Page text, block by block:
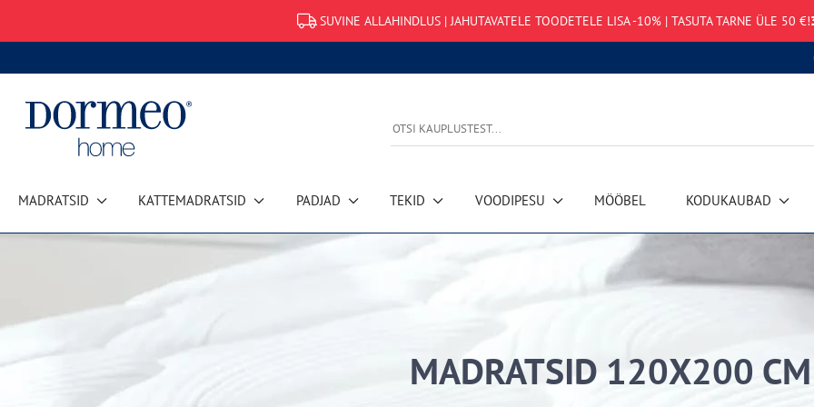
SUVINE ALLAHINDLUS | JAHUTAVATELE TOODETELE LISA -10% | TASUTA TARNE ÜLE 50 €!
Andmete
MADRATSID KATTEMADRATSID PADJAD TEKID VOODIPESU MÖÖBEL KODUKAUBAD
MADRATSID 120X200 CM